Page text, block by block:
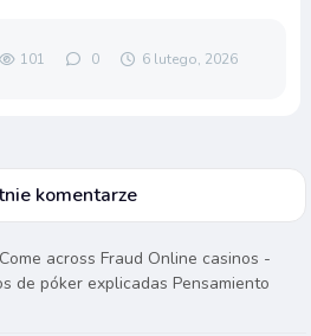
101 0 6 lutego, 2026
komentarze
across Fraud Online casinos -
de póker explicadas Pensamiento